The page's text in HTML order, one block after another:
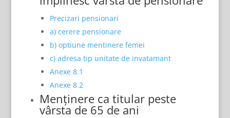
Precizari pensionari
a) cerere pensionare
b) optiune mentinere femei
c) adresa tip unitate de invatamant
Anexe 8.1
Anexe 8.2
Menținere ca titular peste
vârsta de 65 de ani